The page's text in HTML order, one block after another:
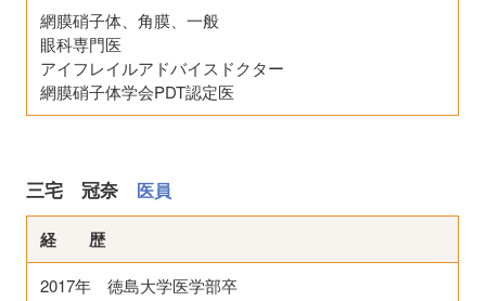
網膜硝子体、角膜、一般
眼科専門医
アイフレイルアドバイスドクター
網膜硝子体学会PDT認定医
三宅 冠奈 医員
経 歴
2017年 徳島大学医学部卒